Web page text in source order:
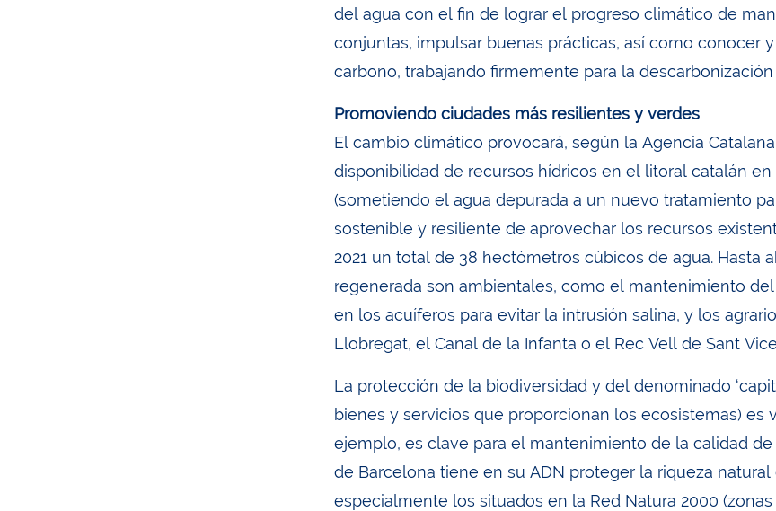
del agua con el fin de lograr el progreso climático de
conjuntas, impulsar buenas prácticas, así como conocer
carbono, trabajando firmemente para la
Promoviendo ciudades más resilientes y verdes
El cambio climático provocará, según la Agencia
disponibilidad de recursos hídricos en el litoral catalán
(sometiendo el agua depurada a un nuevo tratamiento
sostenible y resiliente de aprovechar los recursos
2021 un total de 38 hectómetros cúbicos de agua. Hasta
regenerada son ambientales, como el mantenimiento
en los acuíferos para evitar la intrusión salina, y los
Llobregat, el Canal de la Infanta o el Rec Vell de Sant
La protección de la biodiversidad y del denominado
bienes y servicios que proporcionan los ecosistemas)
ejemplo, es clave para el mantenimiento de la calidad
de Barcelona tiene en su ADN proteger la riqueza
especialmente los situados en la Red Natura 2000